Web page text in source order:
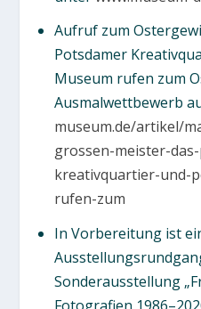
Aufruf zum
Potsdamer
Museum rufen zum
Ausmalwettbewerb
museum.de/artikel/
grossen-meister-
kreativquartier-und-
rufen-zum
In Vorbereitung ist
Sonderausstellung